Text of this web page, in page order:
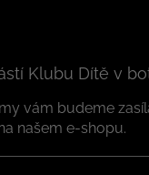
Klubu Dítě v
vám budeme
našem e-shopu.